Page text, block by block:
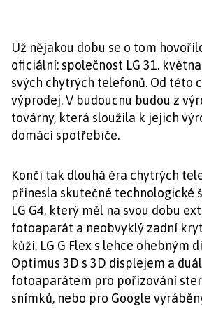
Už nějakou dobu se o tom
oficiální: společnost LG 31.
svých chytrých telefonů. Od této
výprodej. V budoucnu budou z
továrny, která sloužila k jejich
domácí spotřebiče.
Končí tak dlouhá éra chytrých
přinesla skutečné technologické
LG G4, který měl na svou dobu
fotoaparát a neobvyklý zadní
kůži, LG G Flex s lehce ohebným
Optimus 3D s 3D displejem a
fotoaparátem pro pořizování
snímků, nebo pro Google